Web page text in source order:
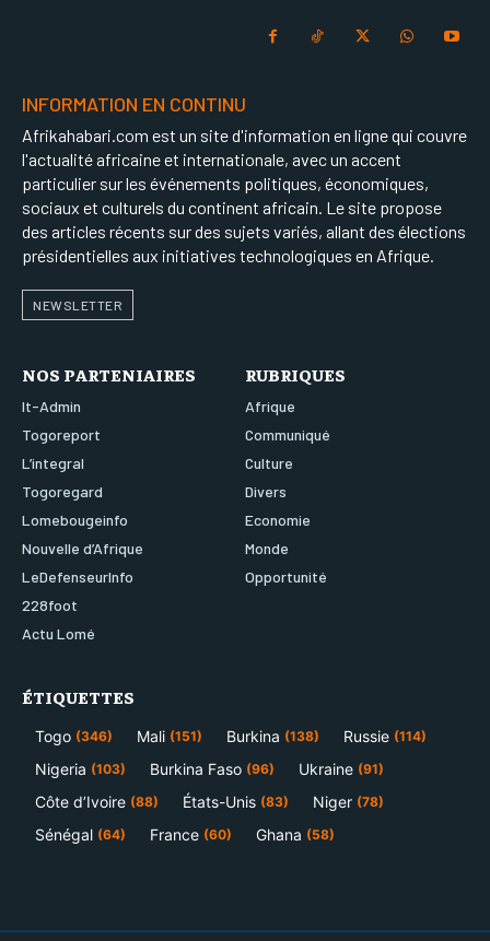
INFORMATION EN CONTINU
Afrikahabari.com est un site d'information en ligne qui couvre
l'actualité africaine et internationale, avec un accent
particulier sur les événements politiques, économiques,
sociaux et culturels du continent africain. Le site propose
des articles récents sur des sujets variés, allant des élections
présidentielles aux initiatives technologiques en Afrique.
NEWSLETTER
NOS PARTENIAIRES
It-Admin
Togoreport
L’integral
Togoregard
Lomebougeinfo
Nouvelle d’Afrique
LeDefenseurInfo
228foot
Actu Lomé
RUBRIQUES
Afrique
Communiqué
Culture
Divers
Economie
Monde
Opportunité
ÉTIQUETTES
Togo (346) Mali (151) Burkina (138) Russie (114)
Nigeria (103) Burkina Faso (96) Ukraine (91)
Côte d’Ivoire (88) États-Unis (83) Niger (78)
Sénégal (64) France (60) Ghana (58)